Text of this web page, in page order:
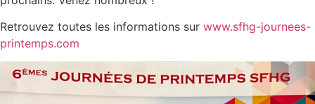
Retrouvez toutes les informations sur www.sfhg-journees-
printemps.com